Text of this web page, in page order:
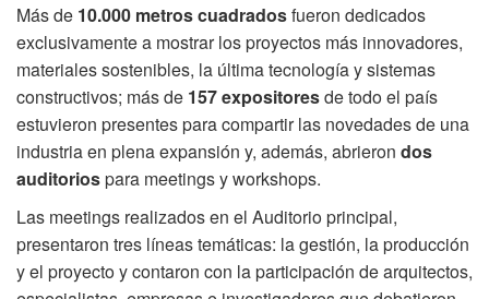
Más de 10.000 metros cuadradosfueron dedicados
exclusivamente a mostrar los proyectos más innovadores,
materiales sostenibles, la última tecnología y sistemas
constructivos; más de 157 expositoresde todo el país
estuvieron presentes para compartir las novedades de una
industria en plena expansión y, además, abrieron dos
auditoriospara meetings y workshops.
Las meetings realizados en el Auditorio principal,
presentaron tres líneas temáticas: la gestión, la producción
y el proyecto y contaron con la participación de arquitectos,